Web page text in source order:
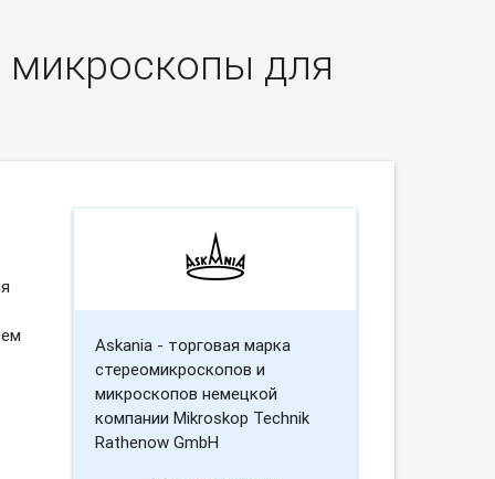
для
Askania - торговая марка
стереомикроскопов и
микроскопов немецкой
компании Mikroskop Technik
Rathenow GmbH